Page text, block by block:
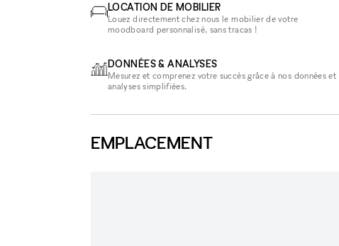
LOCATION DE MOBILIER
Louez directement chez nous le mobilier de votre
moodboard personnalisé, sans tracas !
DONNÉES & ANALYSES
Mesurez et comprenez votre succès grâce à nos données et
analyses simplifiées.
EMPLACEMENT